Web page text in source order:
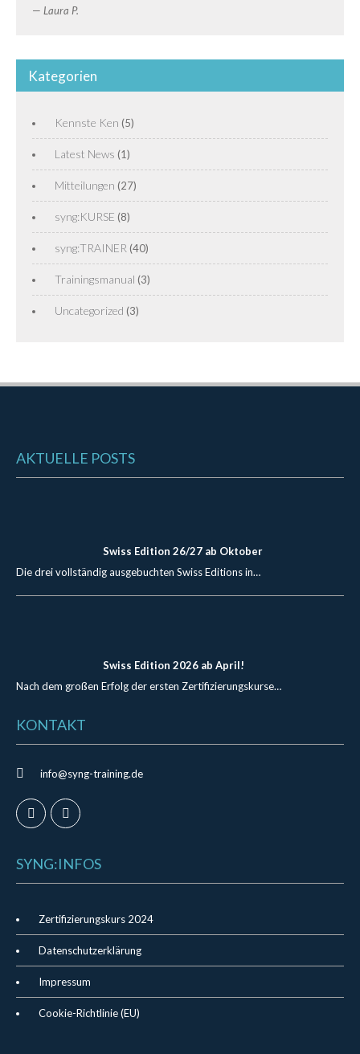
— Laura P.
Kategorien
Kennste Ken (5)
Latest News (1)
Mitteilungen (27)
syng:KURSE (8)
syng:TRAINER (40)
Trainingsmanual (3)
Uncategorized (3)
AKTUELLE POSTS
Swiss Edition 26/27 ab Oktober
Die drei vollständig ausgebuchten Swiss Editions in…
Swiss Edition 2026 ab April!
Nach dem großen Erfolg der ersten Zertifizierungskurse…
KONTAKT
info@syng-training.de
SYNG:INFOS
Zertifizierungskurs 2024
Datenschutzerklärung
Impressum
Cookie-Richtlinie (EU)